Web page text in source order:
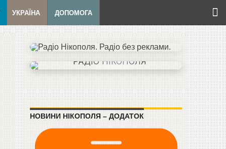
УКРАЇНА ДОПОМОГА
НОВИНИ НІКОПОЛЯ – ДОДАТОК